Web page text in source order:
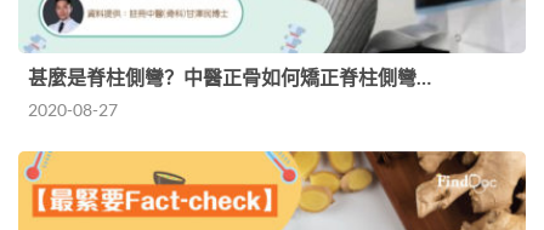
甚麼是脊柱側彎？中醫正骨如何矯正脊柱側彎…
2020-08-27